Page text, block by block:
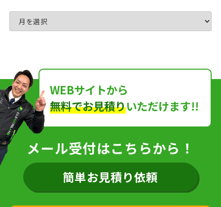
WEBサイトから
無料でお見積りいただけます!!
メール受付はこちらから！
簡単お見積り依頼